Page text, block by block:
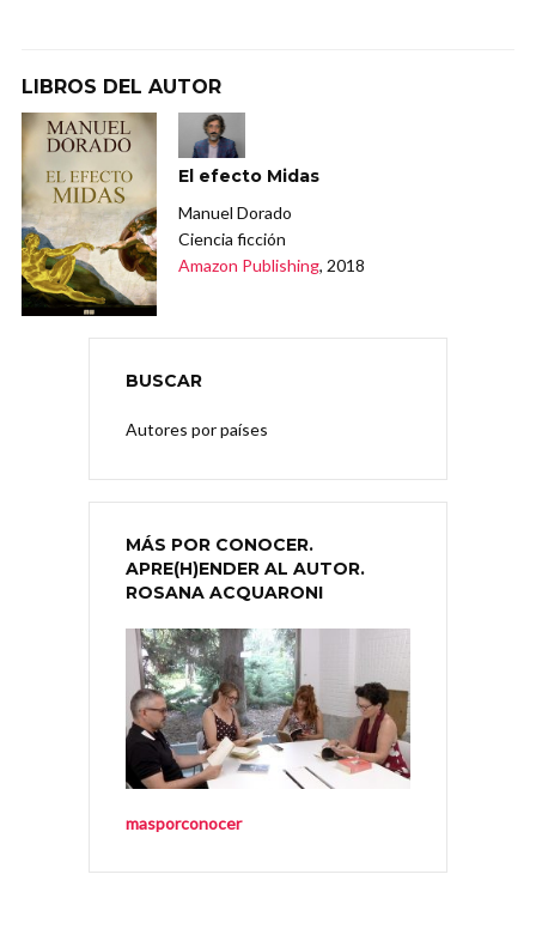
LIBROS DEL AUTOR
El efecto Midas
Manuel Dorado
Ciencia ficción
Amazon Publishing, 2018
BUSCAR
Autores por países
MÁS POR CONOCER.
APRE(H)ENDER AL AUTOR.
ROSANA ACQUARONI
masporconocer